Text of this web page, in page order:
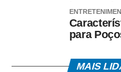
para
MAIS